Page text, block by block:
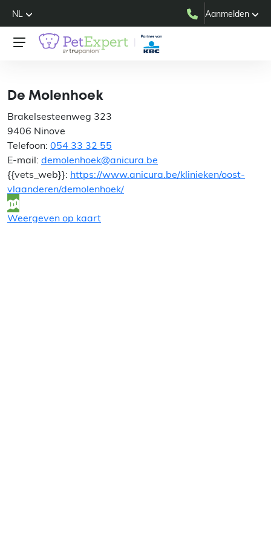
NL Aanmelden
De Molenhoek
Brakelsesteenweg 323
9406 Ninove
Telefoon: 054 33 32 55
E-mail: demolenhoek@anicura.be
{{vets_web}}: https://www.anicura.be/klinieken/oost-
vlaanderen/demolenhoek/
Weergeven op kaart